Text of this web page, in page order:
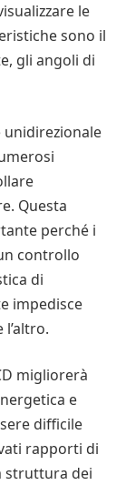
le
sono il
gli angoli di
Questa
perché i
controllo
di
impedisce
migliorerà
e
difficile
rapporti di
struttura dei